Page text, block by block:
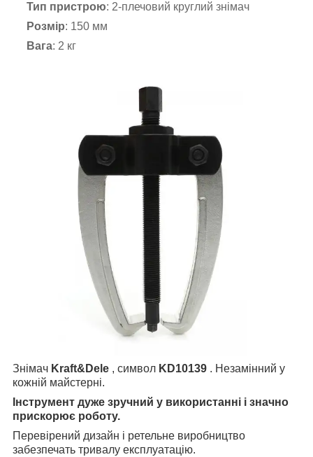
Тип пристрою: 2-плечовий круглий знімач
Розмір: 150 мм
Вага: 2 кг
Знімач Kraft&Dele , символ KD10139 . Незамінний у
кожній майстерні.
Інструмент дуже зручний у використанні і значно
прискорює роботу.
Перевірений дизайн і ретельне виробництво
забезпечать тривалу експлуатацію.